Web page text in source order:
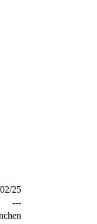
25
---